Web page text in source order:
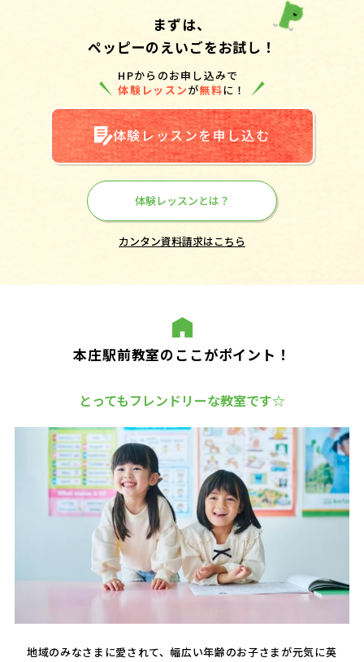
まずは、
ペッピーのえいごをお試し！
HPからのお申し込みで
体験レッスンが無料に！
体験レッスンを申し込む
体験レッスンとは？
カンタン資料請求はこちら
本庄駅前教室のここがポイント！
とってもフレンドリーな教室です☆
地域のみなさまに愛されて、幅広い年齢のお子さまが元気に英